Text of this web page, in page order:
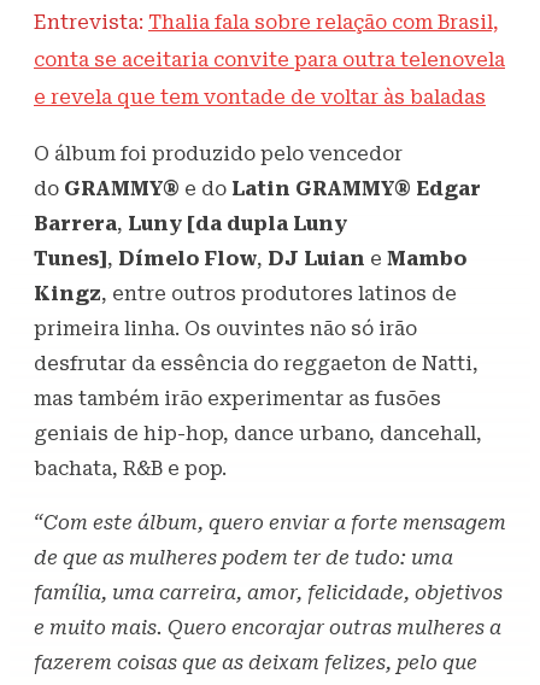
Entrevista: Thalia fala sobre relação com Brasil,
conta se aceitaria convite para outra telenovela
e revela que tem vontade de voltar às baladas
O álbum foi produzido pelo vencedor
do GRAMMY® e do Latin GRAMMY® Edgar
Barrera, Luny [da dupla Luny
Tunes] , Dímelo Flow, DJ Luian e Mambo
Kingz, entre outros produtores latinos de
primeira linha. Os ouvintes não só irão
desfrutar da essência do reggaeton de Natti,
mas também irão experimentar as fusões
geniais de hip-hop, dance urbano, dancehall,
bachata, R&B e pop.
“Com este álbum, quero enviar a forte mensagem
de que as mulheres podem ter de tudo: uma
família, uma carreira, amor, felicidade, objetivos
e muito mais. Quero encorajar outras mulheres a
fazerem coisas que as deixam felizes, pelo que